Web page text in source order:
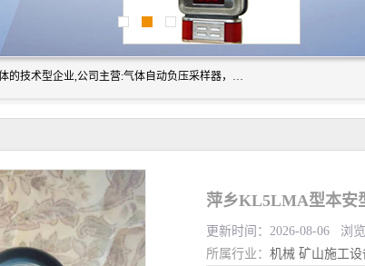
山东振达工矿设备有限公司是集科研开发、生产加工、电子商务为一体的技术型企业,公司主营:气体自动负压采样器，矿灯,光干涉甲烷测定器及其校验仪,甲烷报警仪及其校验装置,甲烷传感器校验装置,粉尘校验装置,煤尘爆炸校验装置,高压水表,三点测径规,圆型规,钢规磨耗仪,第四种检查器,内距尺,轮径尺,样板等铁路配件仪表,矿用设备等产品.
萍乡KL5LMA型本安
更新时间：2026-08-06 浏
所属行业： 机械 矿山施工设